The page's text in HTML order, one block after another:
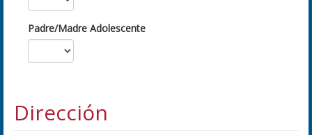
Padre/Madre Adolescente
Dirección